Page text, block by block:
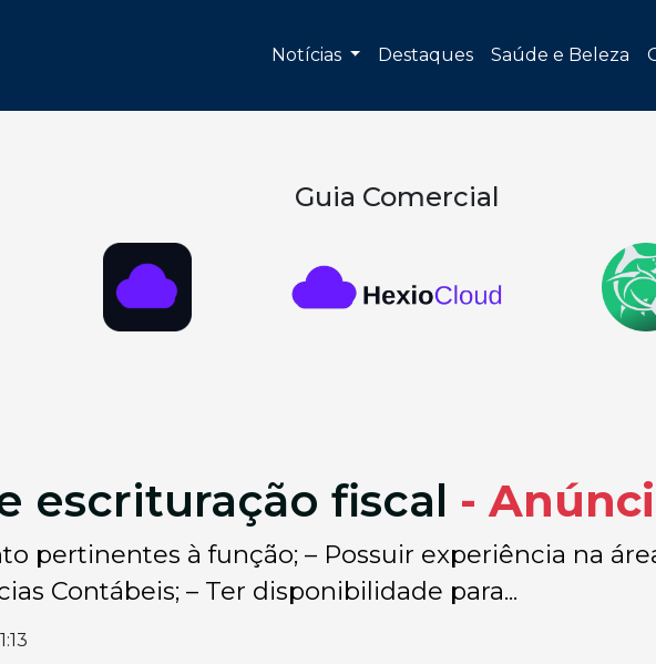
Notícias Destaques Saúde e Beleza
Guia Comercial
escrituração fiscal -
pertinentes à função; – Possuir experiência na
Contábeis; – Ter disponibilidade para...